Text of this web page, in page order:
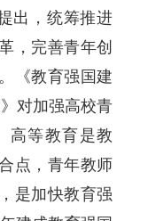
出，统筹推进
，完善青年创
《教育强国建
对加强高校青
高等教育是教
点，青年教师
是加快教育强